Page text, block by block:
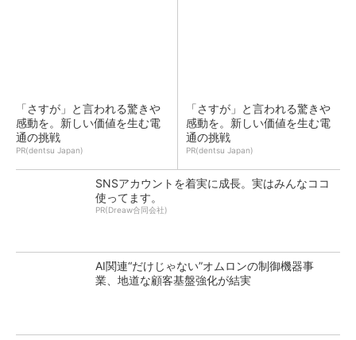
「さすが」と言われる驚きや
感動を。新しい価値を生む電
通の挑戦
PR(dentsu Japan)
「さすが」と言われる驚きや
感動を。新しい価値を生む電
通の挑戦
PR(dentsu Japan)
SNSアカウントを着実に成長。実はみんなココ
使ってます。
PR(Dreaw合同会社)
AI関連“だけじゃない”オムロンの制御機器事
業、地道な顧客基盤強化が結実